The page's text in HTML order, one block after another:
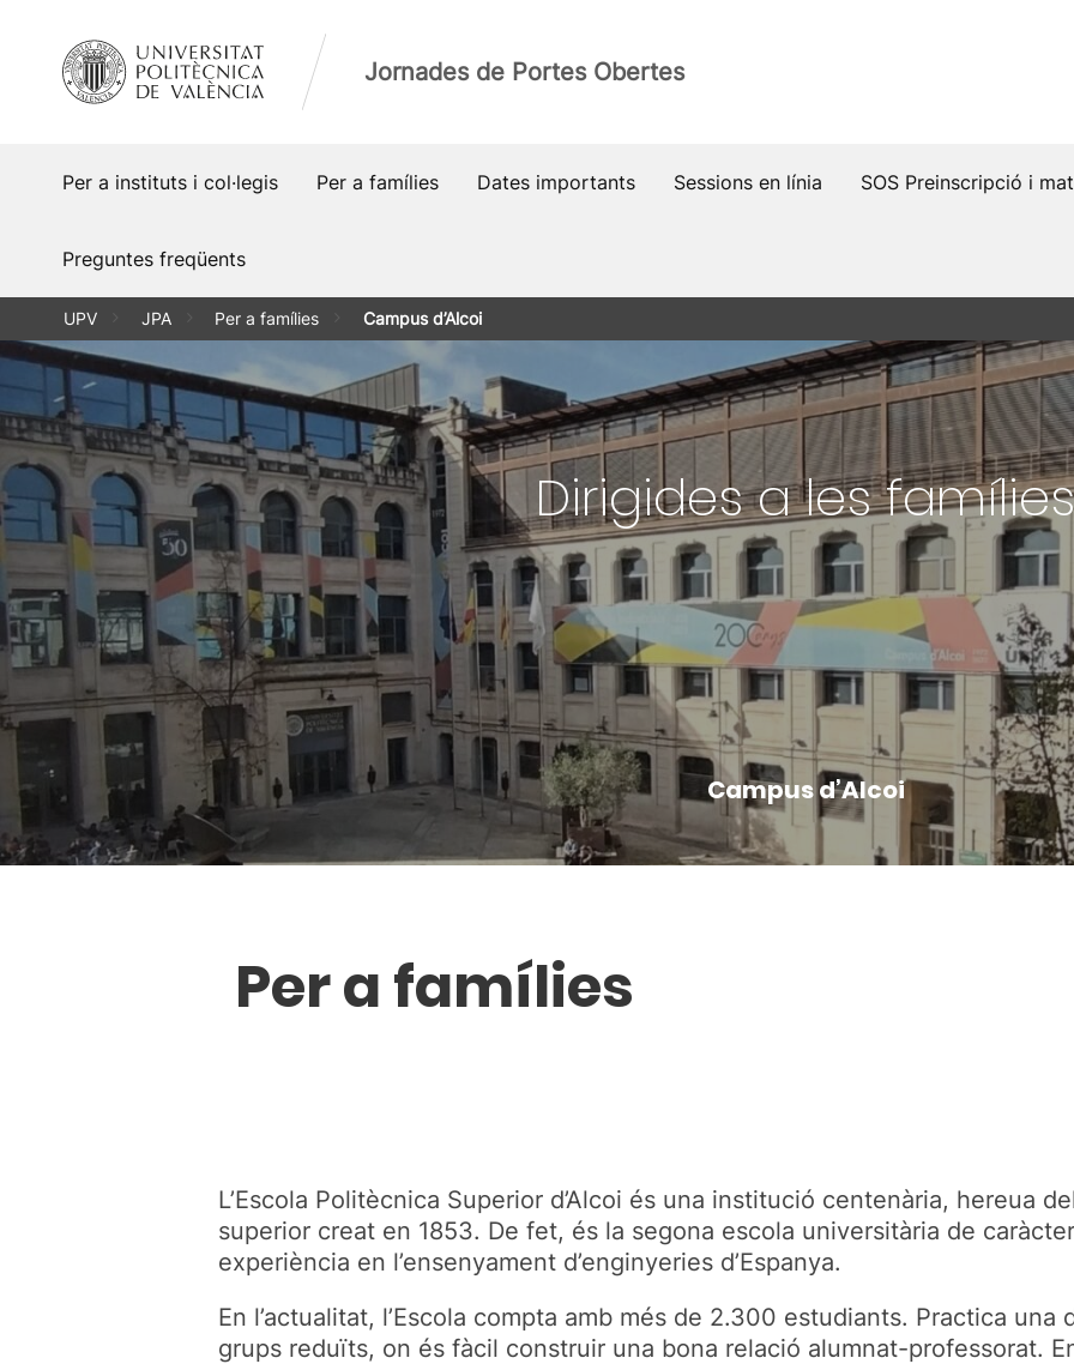
contingut
Jornades de Portes Obertes
Per a instituts i col·legis Per a famílies Dates importants Sessions en línia SOS Preinscripció i
Preguntes freqüents
UPV JPA Per a famílies Campus d’Alcoi
Dirigides a les famílies
Campus d’Alcoi
Per a famílies
L’Escola Politècnica Superior d’Alcoi és una institució centenària, hereua
superior creat en 1853. De fet, és la segona escola universitària de
experiència en l’ensenyament d’enginyeries d’Espanya.
En l’actualitat, l’Escola compta amb més de 2.300 estudiants. Practica
grups reduïts, on és fàcil construir una bona relació alumnat-professorat.